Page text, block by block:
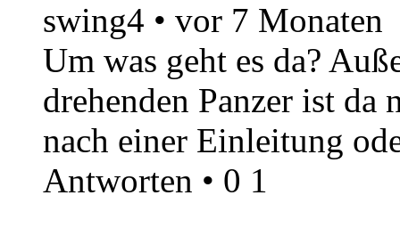
swing4 • vor 7 Monaten
Um was geht es da?
drehenden Panzer ist
nach einer Einleitung
Antworten • 0 1